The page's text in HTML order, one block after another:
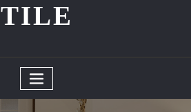
TILE